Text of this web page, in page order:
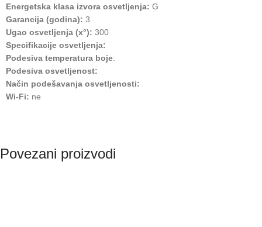
Energetska klasa izvora osvetljenja: G
Garancija (godina): 3
Ugao osvetljenja (x°): 300
Specifikacije osvetljenja:
Podesiva temperatura boje:
Podesiva osvetljenost:
Način podešavanja osvetljenosti:
Wi-Fi: ne
Povezani proizvodi